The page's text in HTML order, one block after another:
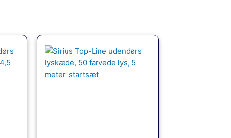
oprindelige
pris
var:
aktuelle
pris